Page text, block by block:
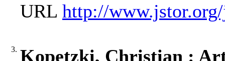
URL http://
3. Kopetzki, Christian :